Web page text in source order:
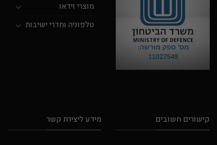
מוצרי וידאו
טלפוניה וחדרי ישיבות
קישורים חשובים מידע ליצירת קשר